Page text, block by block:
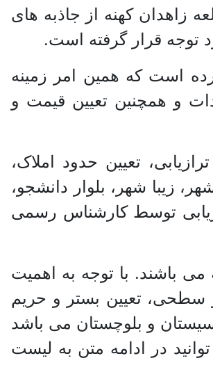
زاهدان کهنه از جاذبه های
توجه قرار گرفته است.
است که همین امر زمینه
و همچنین تعیین قیمت و
تعیین حدود املاک،
زیبا شهر، بلوار دانشجو،
توسط کارشناس رسمی
باشند. با توجه به اهمیت
سطحی، تعیین بستر و حریم
و بلوچستان می باشد
در ادامه متن به لیست